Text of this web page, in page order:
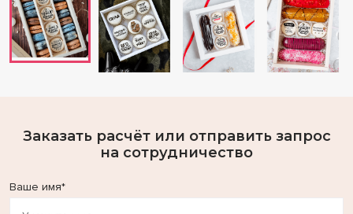
Заказать расчёт или отправить запрос
на сотрудничество
Ваше имя*